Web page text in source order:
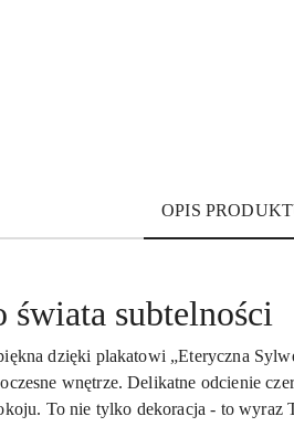
OPIS
subtelności
dzięki plakatowi „Eteryczna
wnętrze. Delikatne odcienie
To nie tylko dekoracja - to